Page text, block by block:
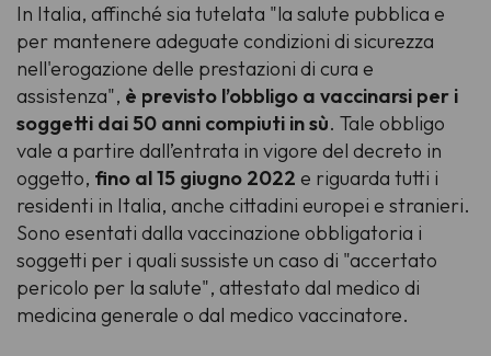
In Italia, affinché sia tutelata "la salute pubblica e
per mantenere adeguate condizioni di sicurezza
nell'erogazione delle prestazioni di cura e
assistenza", è previsto l’obbligo a vaccinarsi per i
soggetti dai 50 anni compiuti in sù. Tale obbligo
vale a partire dall’entrata in vigore del decreto in
oggetto, fino al 15 giugno 2022 e riguarda tutti i
residenti in Italia, anche cittadini europei e stranieri.
Sono esentati dalla vaccinazione obbligatoria i
soggetti per i quali sussiste un caso di "accertato
pericolo per la salute", attestato dal medico di
medicina generale o dal medico vaccinatore.